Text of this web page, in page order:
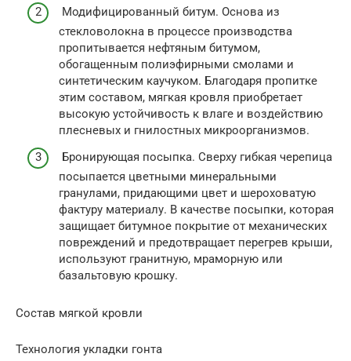
Модифицированный битум. Основа из
стекловолокна в процессе производства
пропитывается нефтяным битумом,
обогащенным полиэфирными смолами и
синтетическим каучуком. Благодаря пропитке
этим составом, мягкая кровля приобретает
высокую устойчивость к влаге и воздействию
плесневых и гнилостных микроорганизмов.
Бронирующая посыпка. Сверху гибкая черепица
посыпается цветными минеральными
гранулами, придающими цвет и шероховатую
фактуру материалу. В качестве посыпки, которая
защищает битумное покрытие от механических
повреждений и предотвращает перегрев крыши,
используют гранитную, мраморную или
базальтовую крошку.
Состав мягкой кровли
Технология укладки гонта